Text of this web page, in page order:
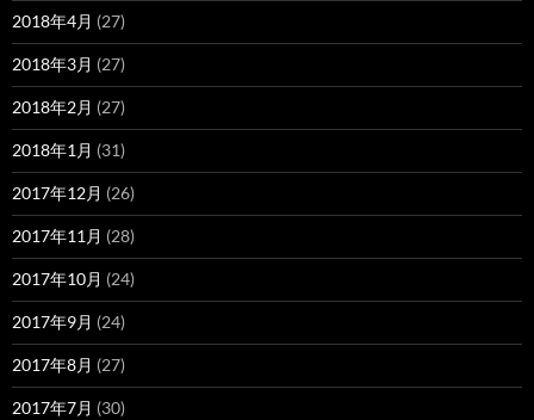
2018年4月 (27)
2018年3月 (27)
2018年2月 (27)
2018年1月 (31)
2017年12月 (26)
2017年11月 (28)
2017年10月 (24)
2017年9月 (24)
2017年8月 (27)
2017年7月 (30)